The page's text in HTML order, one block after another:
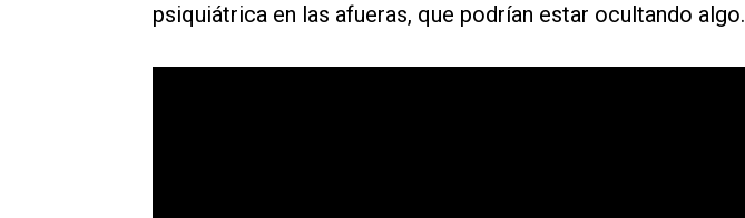
psiquiátrica en las afueras, que podrían estar ocultando algo.